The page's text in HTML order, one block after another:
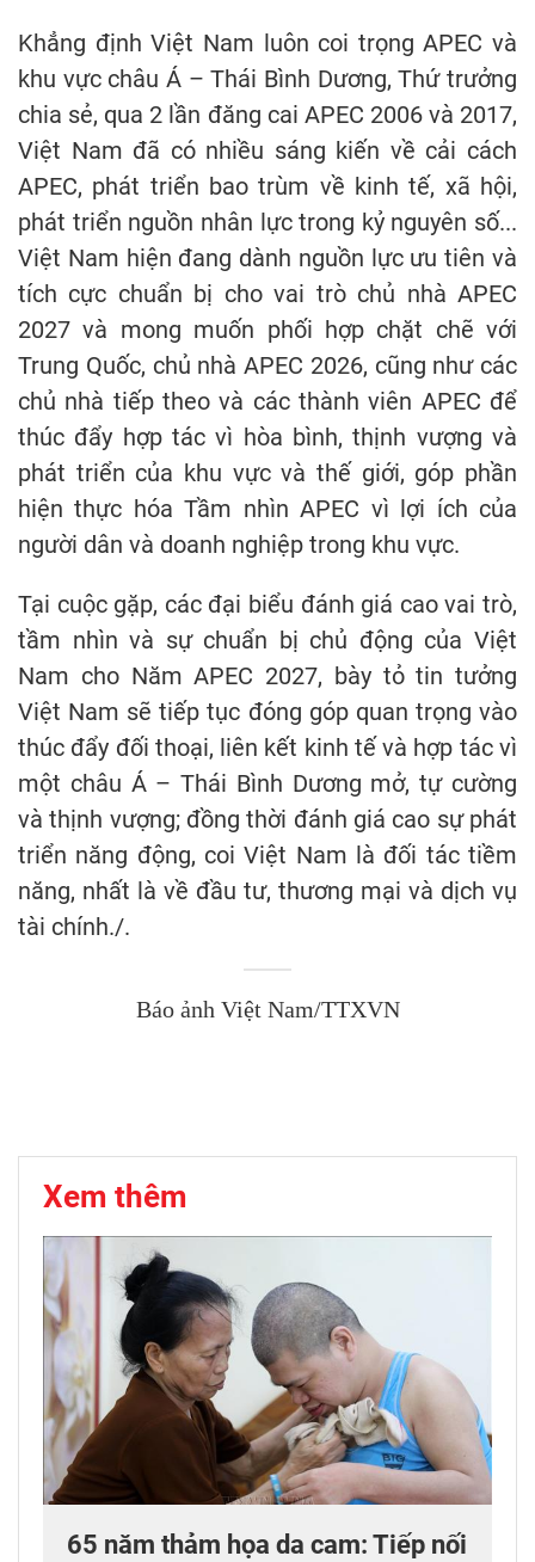
Khẳng định Việt Nam luôn coi trọng APEC và
khu vực châu Á – Thái Bình Dương, Thứ trưởng
chia sẻ, qua 2 lần đăng cai APEC 2006 và 2017,
Việt Nam đã có nhiều sáng kiến về cải cách
APEC, phát triển bao trùm về kinh tế, xã hội,
phát triển nguồn nhân lực trong kỷ nguyên số...
Việt Nam hiện đang dành nguồn lực ưu tiên và
tích cực chuẩn bị cho vai trò chủ nhà APEC
2027 và mong muốn phối hợp chặt chẽ với
Trung Quốc, chủ nhà APEC 2026, cũng như các
chủ nhà tiếp theo và các thành viên APEC để
thúc đẩy hợp tác vì hòa bình, thịnh vượng và
phát triển của khu vực và thế giới, góp phần
hiện thực hóa Tầm nhìn APEC vì lợi ích của
người dân và doanh nghiệp trong khu vực.
Tại cuộc gặp, các đại biểu đánh giá cao vai trò,
tầm nhìn và sự chuẩn bị chủ động của Việt
Nam cho Năm APEC 2027, bày tỏ tin tưởng
Việt Nam sẽ tiếp tục đóng góp quan trọng vào
thúc đẩy đối thoại, liên kết kinh tế và hợp tác vì
một châu Á – Thái Bình Dương mở, tự cường
và thịnh vượng; đồng thời đánh giá cao sự phát
triển năng động, coi Việt Nam là đối tác tiềm
năng, nhất là về đầu tư, thương mại và dịch vụ
tài chính./.
Báo ảnh Việt Nam/TTXVN
Xem thêm
65 năm thảm họa da cam: Tiếp nối